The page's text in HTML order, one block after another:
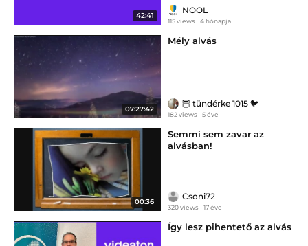
42:41
NOOL
115 views 4 hónapja
07:27:42
Mély alvás
🦉 tündérke 1015 🐦
182 views 5 éve
00:36
Semmi sem zavar az
alvásban!
Csoni72
320 views 17 éve
Így lesz pihentető az alvás